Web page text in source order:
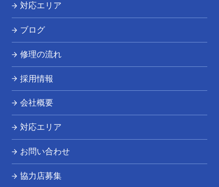
その他の水道トラブル
対応エリア
ブログ
修理の流れ
採用情報
会社概要
対応エリア
お問い合わせ
協力店募集